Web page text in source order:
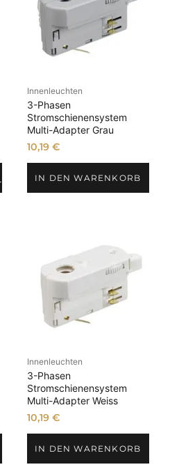
Innenleuchten
3-Phasen
Stromschienensystem
Multi-Adapter Grau
10,19 €
IN DEN WARENKORB
Innenleuchten
3-Phasen
Stromschienensystem
Multi-Adapter Weiss
10,19 €
IN DEN WARENKORB